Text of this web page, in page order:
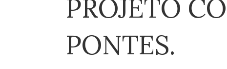
PROJETO
PONTES.